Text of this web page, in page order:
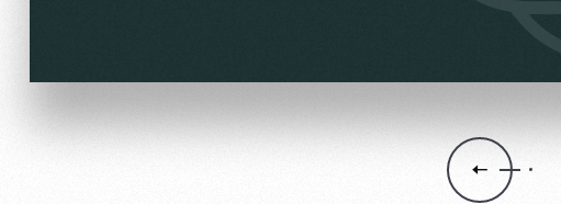
Программа лояльности
Информация для болельщиков МГН